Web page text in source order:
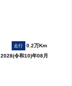
0.2万Km
2028(令和10)年08月